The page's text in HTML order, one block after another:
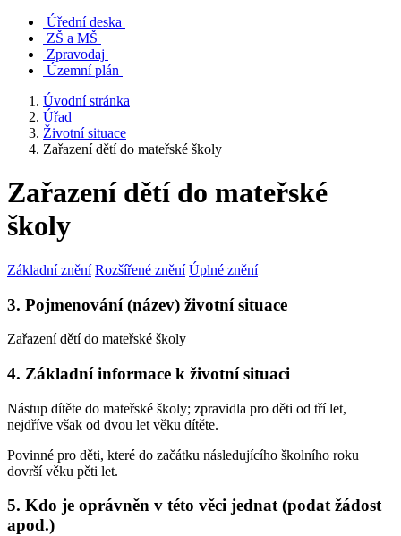
Úřední deska
ZŠ a MŠ
Zpravodaj
Územní plán
Úvodní stránka
Úřad
Životní situace
Zařazení dětí do mateřské školy
Zařazení dětí do mateřské
školy
Základní znění Rozšířené znění Úplné znění
3. Pojmenování (název) životní situace
Zařazení dětí do mateřské školy
4. Základní informace k životní situaci
Nástup dítěte do mateřské školy; zpravidla pro děti od tří let,
nejdříve však od dvou let věku dítěte.
Povinné pro děti, které do začátku následujícího školního roku
dovrší věku pěti let.
5. Kdo je oprávněn v této věci jednat (podat žádost
apod.)